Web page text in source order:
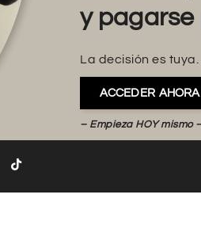
y pagarse
La decisión es
ACCEDER
– Empieza HOY mismo